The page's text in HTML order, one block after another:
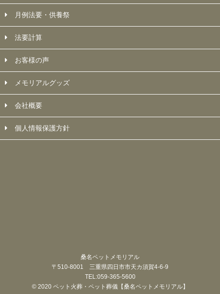
月例法要・供養祭
法要計算
お客様の声
メモリアルグッズ
会社概要
個人情報保護方針
桑名ペットメモリアル
〒510-8001 三重県四日市市天カ須賀4-6-9
TEL:059-365-5600
© 2020 ペット火葬・ペット葬儀【桑名ペットメモリアル】